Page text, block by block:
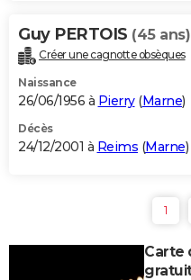
Guy PERTOIS (45 ans)
Créer une cagnotte obsèques
Naissance
26/06/1956 à Pierry(Marne)
Décès
24/12/2001 à Reims (Marne)
1
Carte